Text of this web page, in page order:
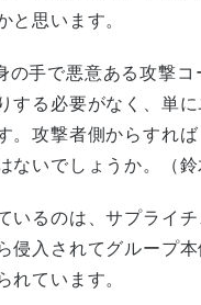
と思います。
手で悪意ある攻撃
する必要がなく、単
。攻撃者側からすれ
ないでしょうか。（鈴
いるのは、サプライ
侵入されてグループ
れています。